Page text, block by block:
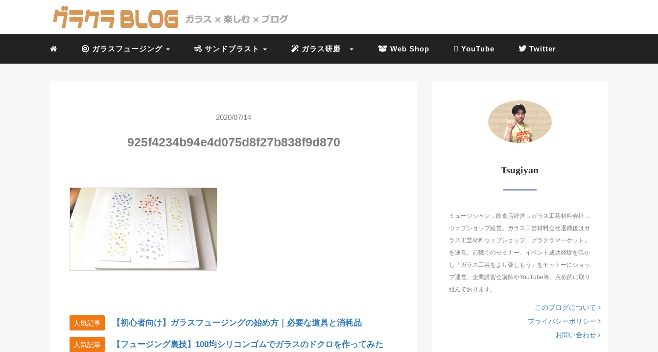
ガラスフュージング サンドブラスト ガラス研磨 Web Shop YouTube Twitter
2020/07/14
925f4234b94e4d075d8f27b838f9d870
人気記事 【初心者向け】ガラスフュージングの始め方｜必要な道具と消耗品
人気記事 【フュージング裏技】100均シリコンゴムでガラスのドクロを作ってみた
Tsugiyan
ミュージシャン→飲食店経営→ガラス工芸材料会社→
ウェブショップ経営。ガラス工芸材料会社退職後はガ
ラス工芸材料ウェブショップ「グラクラマーケット」
を運営。前職でのセミナー、イベント成功経験を活か
し「ガラス工芸をより楽しもう」をモットーにショッ
プ運営、企業講習会講師やYouTube等、意欲的に取り
組んでおります。
このブログについて
プライバシーポリシー
お問い合わせ